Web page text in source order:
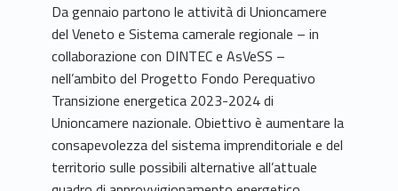
Da gennaio partono le attività di Unioncamere
del Veneto e Sistema camerale regionale – in
collaborazione con DINTEC e AsVeSS –
nell’ambito del Progetto Fondo Perequativo
Transizione energetica 2023-2024 di
Unioncamere nazionale. Obiettivo è aumentare la
consapevolezza del sistema imprenditoriale e del
territorio sulle possibili alternative all’attuale